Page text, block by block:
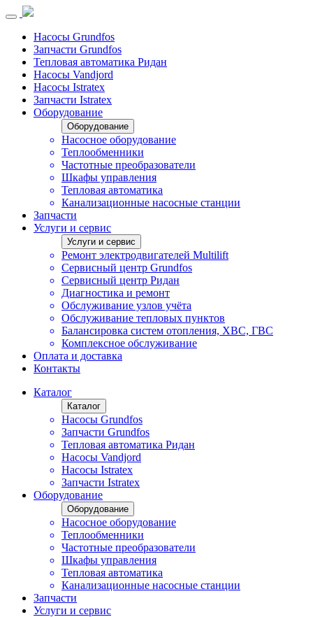
Насосы Grundfos
Запчасти Grundfos
Тепловая автоматика Ридан
Насосы Vandjord
Насосы Istratex
Запчасти Istratex
Оборудование
Оборудование
Насосное оборудование
Теплообменники
Частотные преобразователи
Шкафы управления
Тепловая автоматика
Канализационные насосные станции
Запчасти
Услуги и сервис
Услуги и сервис
Ремонт электродвигателей Multilift
Сервисный центр Grundfos
Сервисный центр Ридан
Диагностика и ремонт
Обслуживание узлов учёта
Обслуживание тепловых пунктов
Балансировка систем отопления, ХВС, ГВС
Комплексное обслуживание
Оплата и доставка
Контакты
Каталог
Каталог
Насосы Grundfos
Запчасти Grundfos
Тепловая автоматика Ридан
Насосы Vandjord
Насосы Istratex
Запчасти Istratex
Оборудование
Оборудование
Насосное оборудование
Теплообменники
Частотные преобразователи
Шкафы управления
Тепловая автоматика
Канализационные насосные станции
Запчасти
Услуги и сервис